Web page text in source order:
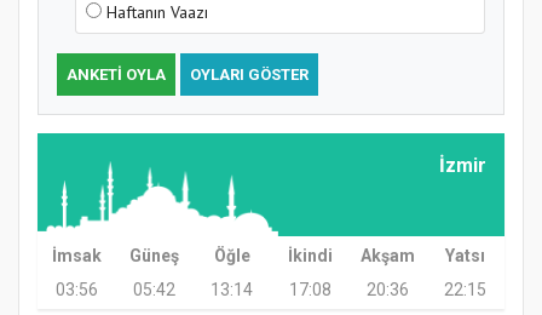
Haftanın Vaazı
ANKETI OYLA OYLARI GÖSTER
İzmir
İmsak Güneş Öğle İkindi Akşam
Yatsı
03:56
05:42 13:14 17:08 20:36 22:15